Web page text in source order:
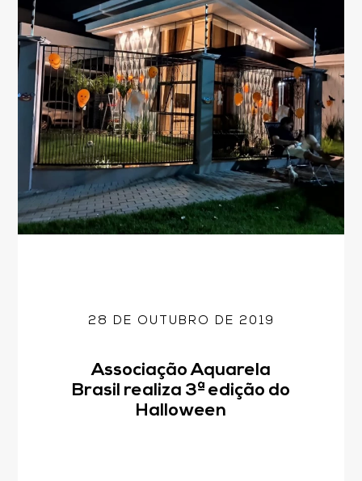
28 DE OUTUBRO DE 2019
Associação Aquarela
Brasil realiza 3ª edição do
Halloween